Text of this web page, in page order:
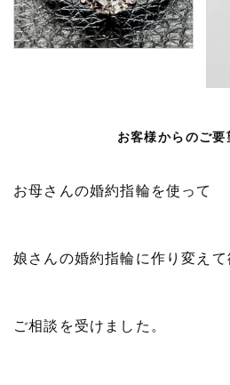
お客様からのご要
お母さんの婚約指輪を使って
娘さんの婚約指輪に作り変えて
ご相談を受けました。